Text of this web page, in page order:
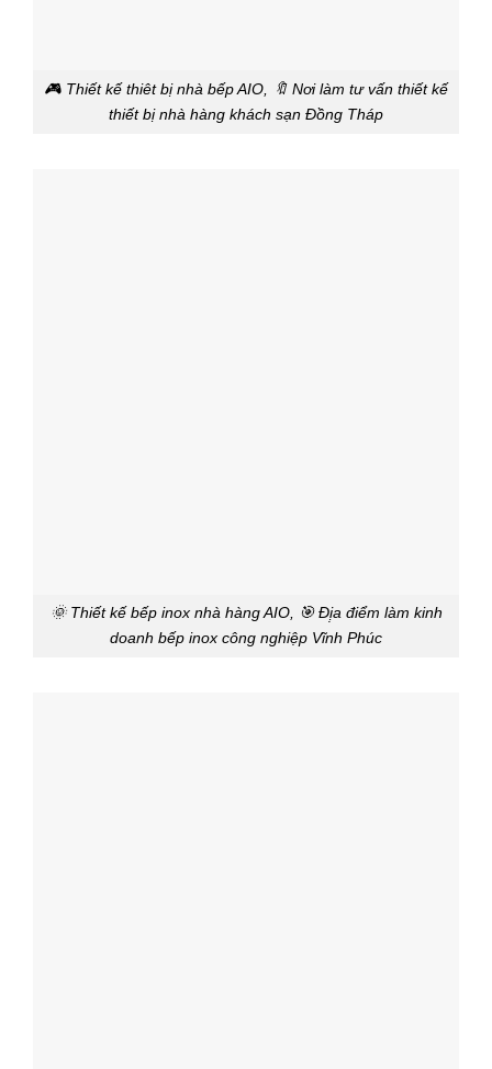
🎮 Thiết kế thiêt bị nhà bếp AIO, 🔖 Nơi làm tư vấn thiết kế
thiết bị nhà hàng khách sạn Đồng Tháp
🌞 Thiết kế bếp inox nhà hàng AIO, 🎯 Đị̣a điểm làm kinh
doanh bếp inox công nghiệp Vĩnh Phúc